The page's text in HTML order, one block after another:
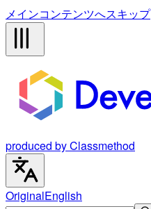
メインコンテンツへスキップ
produced by Classmethod
OriginalEnglish